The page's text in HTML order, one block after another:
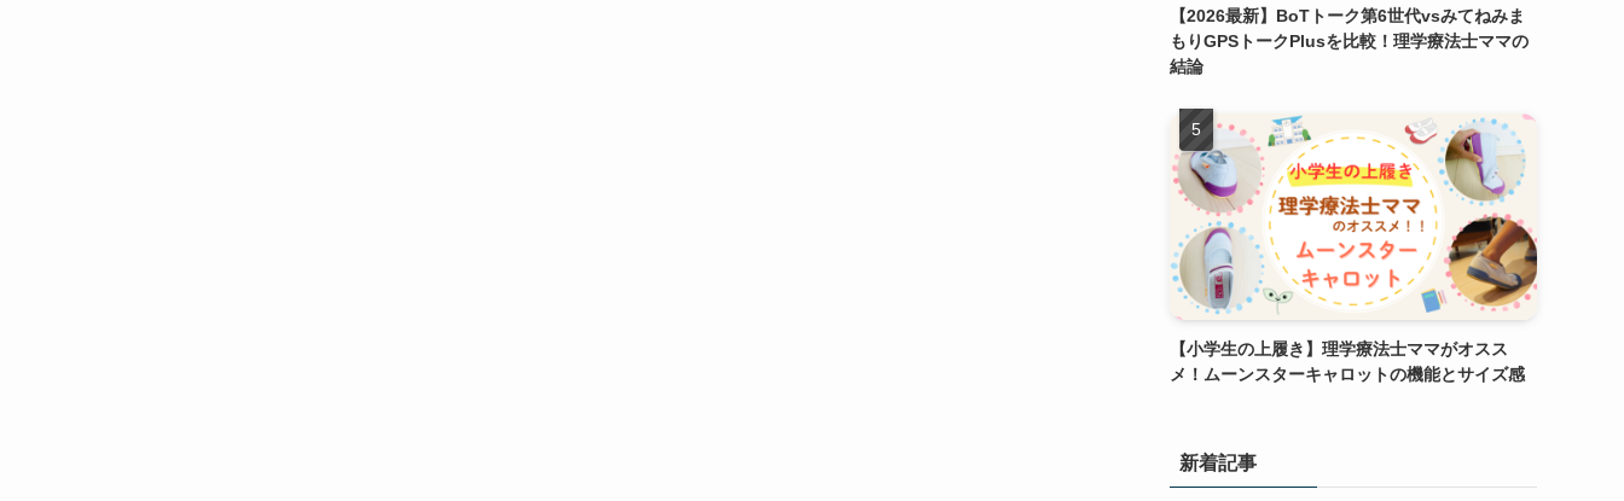
【2026最新】BoTトーク第6世代vsみてねみま
もりGPSトークPlusを比較！理学療法士ママの
結論
【小学生の上履き】理学療法士ママがオスス
メ！ムーンスターキャロットの機能とサイズ感
新着記事